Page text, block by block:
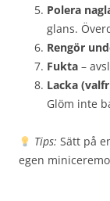
Polera
glans.
Rengör
Fukta –
Lacka
Glöm inte
Tips: Sätt på
egen